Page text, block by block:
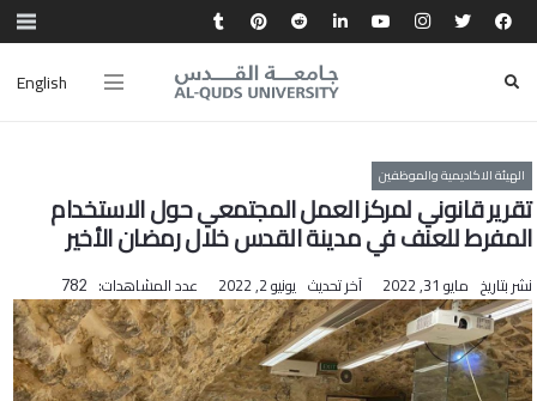
English
الهيئة الاكاديمية والموظفين
تقرير قانوني لمركز العمل المجتمعي حول الاستخدام
المفرط للعنف في مدينة القدس خلال رمضان الأخير
نشر بتاريخ مايو 31, 2022 آخر تحديث يونيو 2, 2022 عدد المشاهدات: 782